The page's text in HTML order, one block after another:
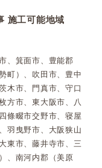
施工可能地域
、箕面市、豊能郡
町）、吹田市、豊中
木市、門真市、守口
方市、東大阪市、八
條畷市交野市、寝屋
羽曳野市、大阪狭山
東市、藤井寺市、三
、南河内郡（美原